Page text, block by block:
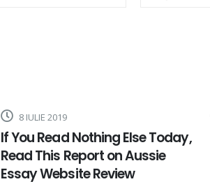
8 IULIE 2019
If You Read Nothing Else Today,
Read This Report on Aussie
Essay Website Review